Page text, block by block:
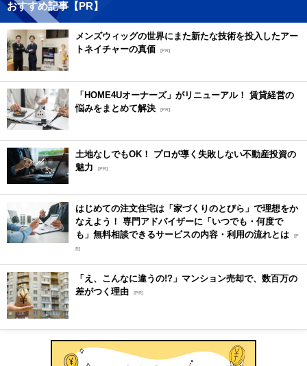
おすすめ記事【PR】
メンズウィッグの世界にまた新たな技術を投入したアー
トネイチャーの真価
[PR]
「HOME4Uオーナーズ」がリニューアル！ 賃貸経営の
悩みをまとめて解決 [PR]
土地なしでもOK！ プロが導く失敗しない不動産投資の
魅力
[PR]
はじめての注文住宅は「家づくりのとびら」で理想をか
なえよう！ 専門アドバイザーに「いつでも・何度で
も」無料相談できるサービスの内容・利用の流れとは [P
R]
「え、こんなに違うの!?」マンション売却で、数百万の
差がつく理由 [PR]